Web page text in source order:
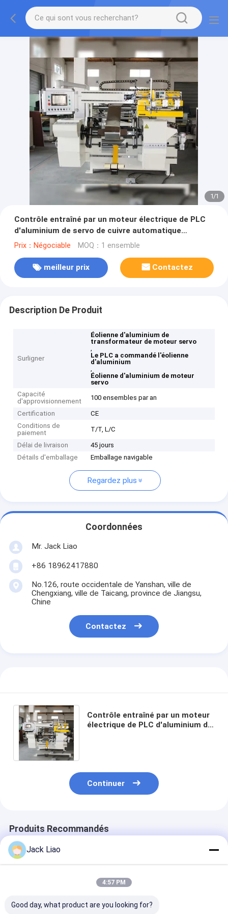
1/1
Contrôle entraîné par un moteur électrique de PLC
d'aluminium de servo de cuivre automatique
d'éolienne
Prix：Négociable MOQ：1 ensemble
meilleur prix Contactez
Description De Produit
Surligner
Éolienne d'aluminium de
transformateur de moteur servo
,
Le PLC a commandé l'éolienne
d'aluminium
,
Éolienne d'aluminium de moteur
servo
Capacité
d'approvisionnement
100 ensembles par an
Certification
CE
Conditions de
paiement
T/T, L/C
Délai de livraison
45 jours
Détails d'emballage
Emballage navigable
Regardez plus
Coordonnées
Mr. Jack Liao
+86 18962417880
No.126, route occidentale de Yanshan, ville de
Chengxiang, ville de Taicang, province de Jiangsu,
Chine
Contactez
Contrôle entraîné par un moteur
électrique de PLC d'aluminium de
Continuer
Produits Recommandés
Jack Liao
4:57 PM
Good day, what product are you looking for?